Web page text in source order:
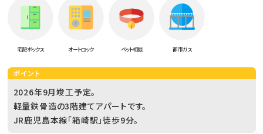
宅配ボックス オートロック ペット相談 都市ガス
ポイント
2026年9月竣工予定。
軽量鉄骨造の3階建てアパートです。
JR鹿児島本線「箱崎駅」徒歩9分。